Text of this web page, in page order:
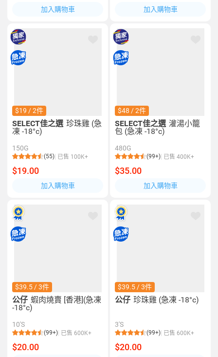
加入購物車 加入購物車
$19 / 2件
SELECT佳之選 珍珠雞 (急
凍 -18°c)
150G
(55) 已售 100K+
$19.00
加入購物車
$48 / 2件
SELECT佳之選 灌湯小籠
包 (急凍 -18°c)
480G
(99+) 已售 400K+
$35.00
加入購物車
$39.5 / 3件
公仔 蝦肉燒賣 [香港](急凍
-18°c)
10'S
(99+) 已售 600K+
$20.00
$39.5 / 3件
公仔 珍珠雞 (急凍 -18°c)
3'S
(99+) 已售 600K+
$20.00